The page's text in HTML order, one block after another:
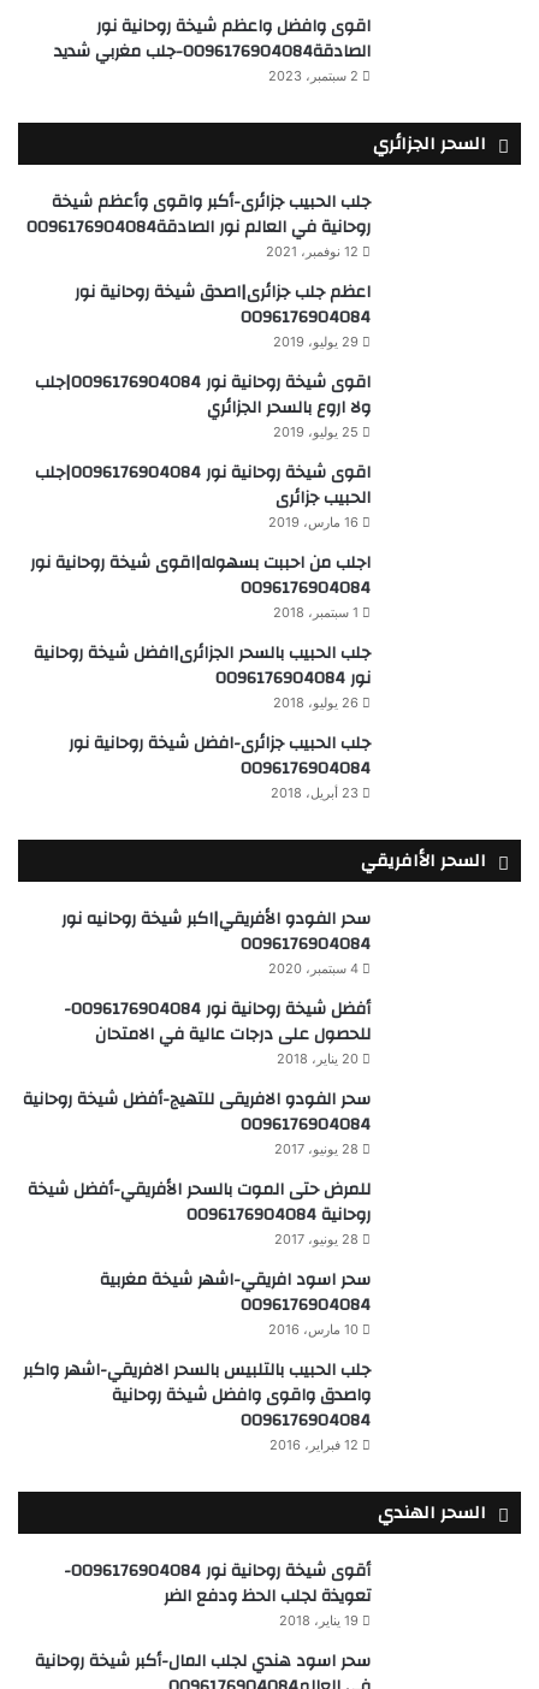
اقوى وافضل واعظم شيخة روحانية نور
الصادقة0096176904084-جلب مغربي شديد
2 سبتمبر، 2023
السحر الجزائري
جلب الحبيب جزائرى-أكبر واقوى وأعظم شيخة
روحانية في العالم نور الصادقة0096176904084
12 نوفمبر، 2021
اعظم جلب جزائرى|اصدق شيخة روحانية نور
0096176904084
29 يوليو، 2019
اقوى شيخة روحانية نور 0096176904084|جلب
ولا اروع بالسحر الجزائري
25 يوليو، 2019
اقوى شيخة روحانية نور 0096176904084|جلب
الحبيب جزائرى
16 مارس، 2019
اجلب من احببت بسهوله|اقوى شيخة روحانية نور
0096176904084
1 سبتمبر، 2018
جلب الحبيب بالسحر الجزائرى|افضل شيخة روحانية
نور 0096176904084
26 يوليو، 2018
جلب الحبيب جزائرى-افضل شيخة روحانية نور
0096176904084
23 أبريل، 2018
السحر الأافريقي
سحر الفودو الأفريقي|اكبر شيخة روحانيه نور
0096176904084
4 سبتمبر، 2020
أفضل شيخة روحانية نور 0096176904084-
للحصول على درجات عالية في الامتحان
20 يناير، 2018
سحر الفودو الافريقى للتهيج-أفضل شيخة روحانية
0096176904084
28 يونيو، 2017
للمرض حتى الموت بالسحر الأفريقي-أفضل شيخة
روحانية 0096176904084
28 يونيو، 2017
سحر اسود افريقي-اشهر شيخة مغربية
0096176904084
10 مارس، 2016
جلب الحبيب بالتلبيس بالسحر الافريقي-اشهر واكبر
واصدق واقوى وافضل شيخة روحانية
0096176904084
12 فبراير، 2016
السحر الهندي
أقوى شيخة روحانية نور 0096176904084-
تعويذة لجلب الحظ ودفع الضر
19 يناير، 2018
سحر اسود هندي لجلب المال-أكبر شيخة روحانية